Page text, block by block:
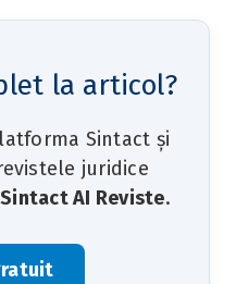
la articol?
Sintact și
juridice
Sintact AI Reviste.